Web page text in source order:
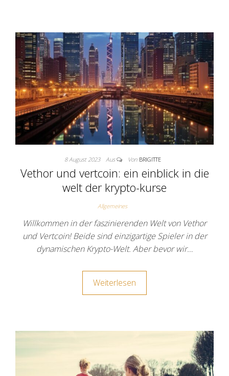
8 August 2023 Aus Von BRIGITTE
Vethor und vertcoin: ein einblick in die
welt der krypto-kurse
Allgemeines
Willkommen in der faszinierenden Welt von Vethor
und Vertcoin! Beide sind einzigartige Spieler in der
dynamischen Krypto-Welt. Aber bevor wir…
Weiterlesen